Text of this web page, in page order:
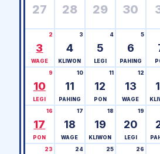
27 28 29 30
3
2
WAGE
4
3
KLIWON
5
4
LEGI
6
5
PAHING
10
9
LEGI
11
10
PAHING
12
11
PON
13
12
WAGE
17
16
PON
18
17
WAGE
19
18
KLIWON
20
19
LEGI
23 24 25 26